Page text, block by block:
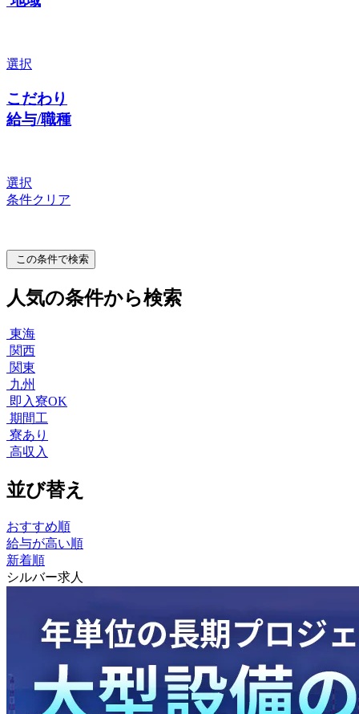
選択
こだわり
給与/職種
選択
条件クリア
この条件で検索
人気の条件から検索
東海
関西
関東
九州
即入寮OK
期間工
寮あり
高収入
並び替え
おすすめ順
給与が高い順
新着順
シルバー求人